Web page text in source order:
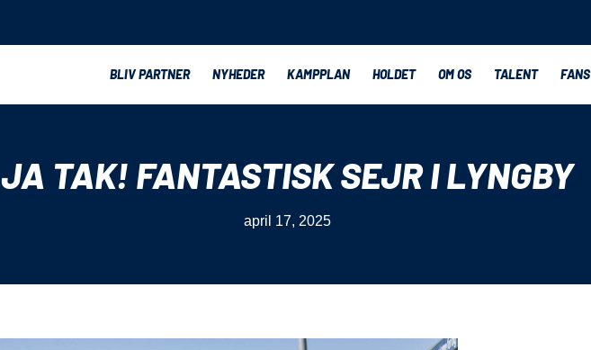
BLIV PARTNER NYHEDER KAMPPLAN HOLDET OM OS TALENT FANS
JA TAK! FANTASTISK SEJR I LYNGBY
april 17, 2025